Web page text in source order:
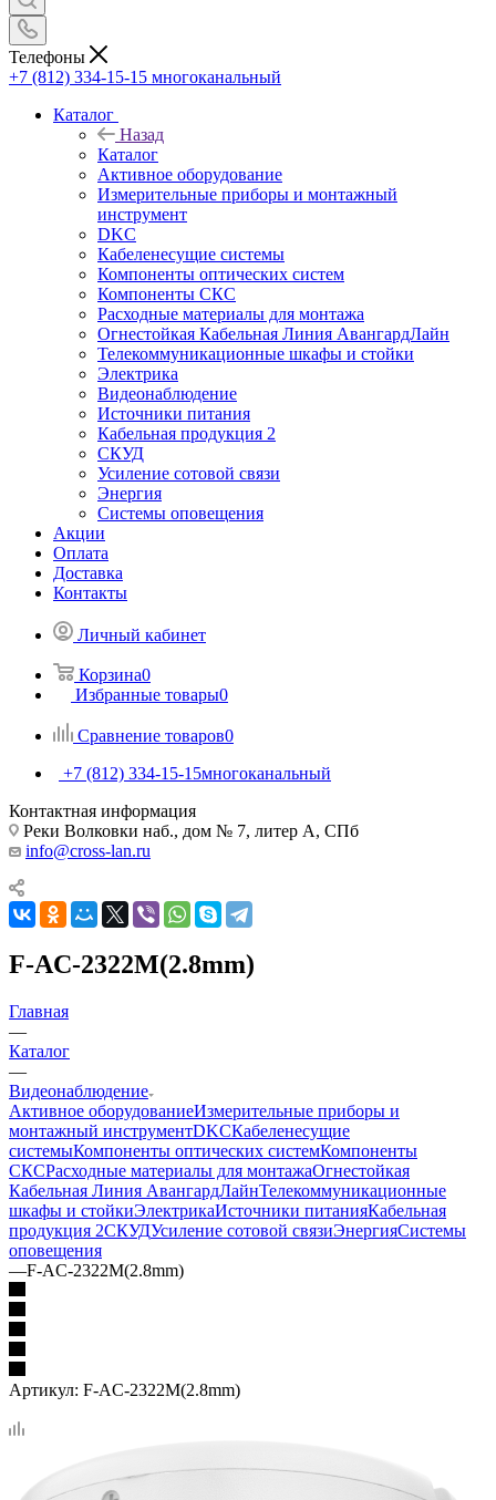
Телефоны
+7 (812) 334-15-15 многоканальный
Каталог
Назад
Каталог
Активное оборудование
Измерительные приборы и монтажный
инструмент
DKC
Кабеленесущие системы
Компоненты оптических систем
Компоненты СКС
Расходные материалы для монтажа
Огнестойкая Кабельная Линия АвангардЛайн
Телекоммуникационные шкафы и стойки
Электрика
Видеонаблюдение
Источники питания
Кабельная продукция 2
СКУД
Усиление сотовой связи
Энергия
Системы оповещения
Акции
Оплата
Доставка
Контакты
Личный кабинет
Корзина0
Избранные товары0
Сравнение товаров0
+7 (812) 334-15-15многоканальный
Контактная информация
Реки Волковки наб., дом № 7, литер А, СПб
info@cross-lan.ru
F-AC-2322M(2.8mm)
Главная
—
Каталог
—
Видеонаблюдение
Активное оборудованиеИзмерительные приборы и
монтажный инструментDKCКабеленесущие
системыКомпоненты оптических системКомпоненты
СКСРасходные материалы для монтажаОгнестойкая
Кабельная Линия АвангардЛайнТелекоммуникационные
шкафы и стойкиЭлектрикаИсточники питанияКабельная
продукция 2СКУДУсиление сотовой связиЭнергияСистемы
оповещения
—F-AC-2322M(2.8mm)
Артикул: F-AC-2322M(2.8mm)